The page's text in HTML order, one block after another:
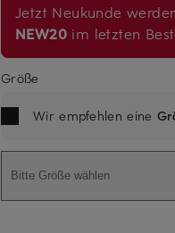
Jetzt Neukunde
NEW20 im letzten
Größe
Wir empfehlen eine
Bitte Größe wählen